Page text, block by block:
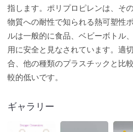
指します。ポリプロピレンは、そ
物質への耐性で知られる熱可塑性
ルは一般的に食品、ベビーボトル
用に安全と見なされています。適
合、他の種類のプラスチックと比
較的低いです。
ギャラリー